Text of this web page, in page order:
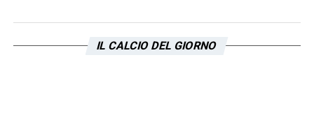
LA PLAYLIST DELLE NOSTRE TOP NEWS
IL CALCIO DEL GIORNO